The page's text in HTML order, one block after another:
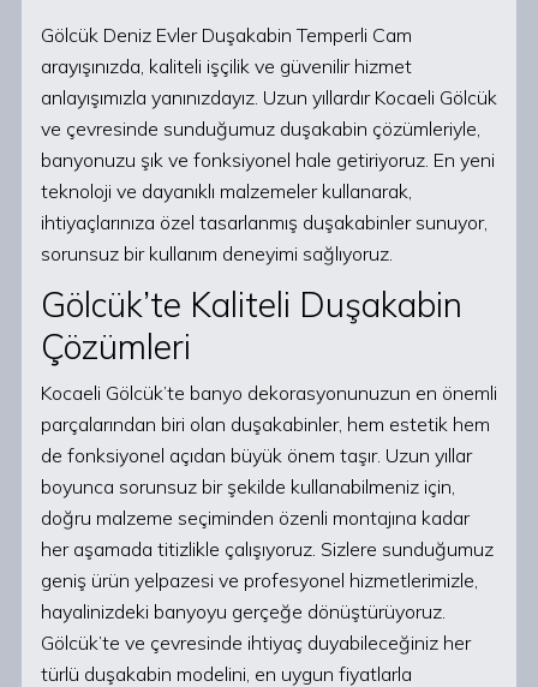
Gölcük Deniz Evler Duşakabin Temperli Cam
arayışınızda, kaliteli işçilik ve güvenilir hizmet
anlayışımızla yanınızdayız. Uzun yıllardır Kocaeli Gölcük
ve çevresinde sunduğumuz duşakabin çözümleriyle,
banyonuzu şık ve fonksiyonel hale getiriyoruz. En yeni
teknoloji ve dayanıklı malzemeler kullanarak,
ihtiyaçlarınıza özel tasarlanmış duşakabinler sunuyor,
sorunsuz bir kullanım deneyimi sağlıyoruz.
Gölcük’te Kaliteli Duşakabin
Çözümleri
Kocaeli Gölcük’te banyo dekorasyonunuzun en önemli
parçalarından biri olan duşakabinler, hem estetik hem
de fonksiyonel açıdan büyük önem taşır. Uzun yıllar
boyunca sorunsuz bir şekilde kullanabilmeniz için,
doğru malzeme seçiminden özenli montajına kadar
her aşamada titizlikle çalışıyoruz. Sizlere sunduğumuz
geniş ürün yelpazesi ve profesyonel hizmetlerimizle,
hayalinizdeki banyoyu gerçeğe dönüştürüyoruz.
Gölcük’te ve çevresinde ihtiyaç duyabileceğiniz her
türlü duşakabin modelini, en uygun fiyatlarla